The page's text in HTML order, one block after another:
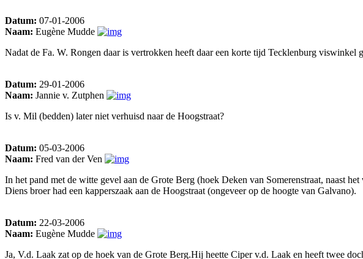
Datum: 07-01-2006
Naam: Eugène Mudde
Nadat de Fa. W. Rongen daar is vertrokken heeft daar een korte tijd Tecklenburg viswinkel
Datum: 29-01-2006
Naam: Jannie v. Zutphen
Is v. Mil (bedden) later niet verhuisd naar de Hoogstraat?
Datum: 05-03-2006
Naam: Fred van der Ven
In het pand met de witte gevel aan de Grote Berg (hoek Deken van Somerenstraat, naast
Diens broer had een kapperszaak aan de Hoogstraat (ongeveer op de hoogte van Galvano).
Datum: 22-03-2006
Naam: Eugène Mudde
Ja, V.d. Laak zat op de hoek van de Grote Berg.Hij heette Ciper v.d. Laak en heeft twee